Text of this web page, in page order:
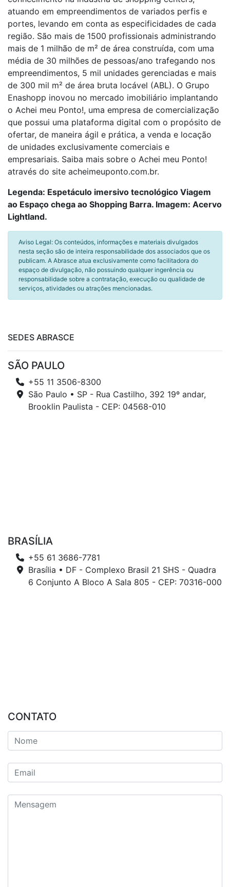
atuando em empreendimentos de variados perfis e
portes, levando em conta as especificidades de cada
região. São mais de 1500 profissionais administrando
mais de 1 milhão de m² de área construída, com uma
média de 30 milhões de pessoas/ano trafegando nos
empreendimentos, 5 mil unidades gerenciadas e mais
de 300 mil m² de área bruta locável (ABL). O Grupo
Enashopp inovou no mercado imobiliário implantando
o Achei meu Ponto!, uma empresa de comercialização
que possui uma plataforma digital com o propósito de
ofertar, de maneira ágil e prática, a venda e locação
de unidades exclusivamente comerciais e
empresariais. Saiba mais sobre o Achei meu Ponto!
através do site acheimeuponto.com.br.
Legenda: Espetáculo imersivo tecnológico Viagem
ao Espaço chega ao Shopping Barra. Imagem: Acervo
Lightland.
Aviso Legal: Os conteúdos, informações e materiais divulgados
nesta seção são de inteira responsabilidade dos associados que os
publicam. A Abrasce atua exclusivamente como facilitadora do
espaço de divulgação, não possuindo qualquer ingerência ou
responsabilidade sobre a contratação, execução ou qualidade de
serviços, atividades ou atrações mencionadas.
SEDES ABRASCE
SÃO PAULO
+55 11 3506-8300
São Paulo • SP - Rua Castilho, 392 19º andar,
Brooklin Paulista - CEP: 04568-010
BRASÍLIA
+55 61 3686-7781
Brasília • DF - Complexo Brasil 21 SHS - Quadra
6 Conjunto A Bloco A Sala 805 - CEP: 70316-000
CONTATO